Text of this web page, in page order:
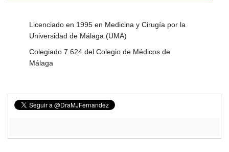
Licenciado en 1995 en Medicina y Cirugía por la
Universidad de Málaga (UMA)
Colegiado 7.624 del Colegio de Médicos de
Málaga